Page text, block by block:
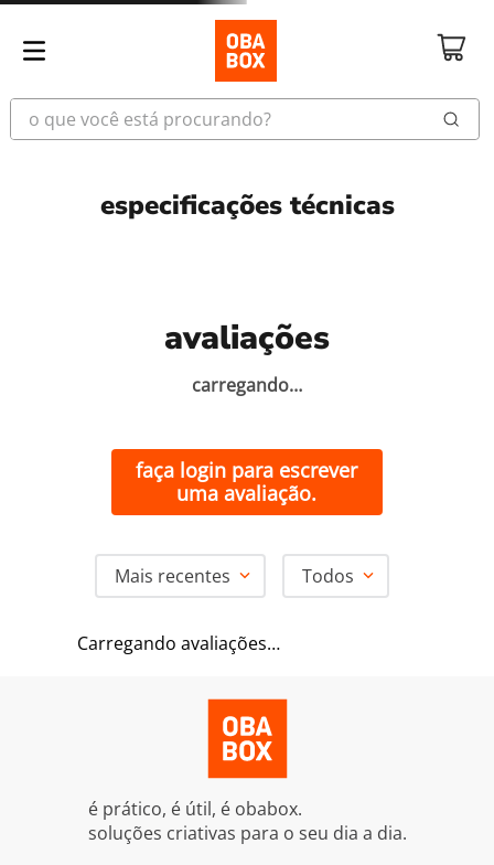
o que você está procurando?
especificações técnicas
avaliações
carregando…
faça login para escrever
uma avaliação.
Mais recentes Todos
Carregando avaliações…
é prático, é útil, é obabox.
soluções criativas para o seu dia a dia.